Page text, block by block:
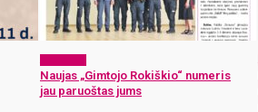
Naujas „Gimtojo Rokiškio“ numeris
jau paruoštas jums